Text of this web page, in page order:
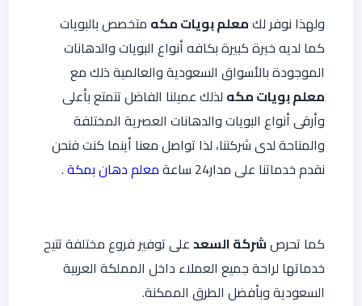
ولهذا نوفر لكمعلم بويات مكه متخصص بالبويات
كما لديه خبرة كبيرة بكافه أنواع البويات والدهانات
الموجودة بالأسواق السعودية والعالمية ذلك مع
معلم بويات مكه لذلك عميلنا الفاضل تتمتع بأعلى
وأرقى أنواع البويات والدهانات العصرية المختلفة
والمتاحة لدى شركتنا، لذا تواصل معنا أينما كنت فنحن
نقدم خدماتنا على مدار24 ساعة
معلم دهان بمكة.
كما تحرصشركة السعدعلى توفير فروع مختلفة تتيح
خدماتها لراحة جميع العملاء داخل المملكة العربية
السعودية وبأفضل الطرق الممكنة.